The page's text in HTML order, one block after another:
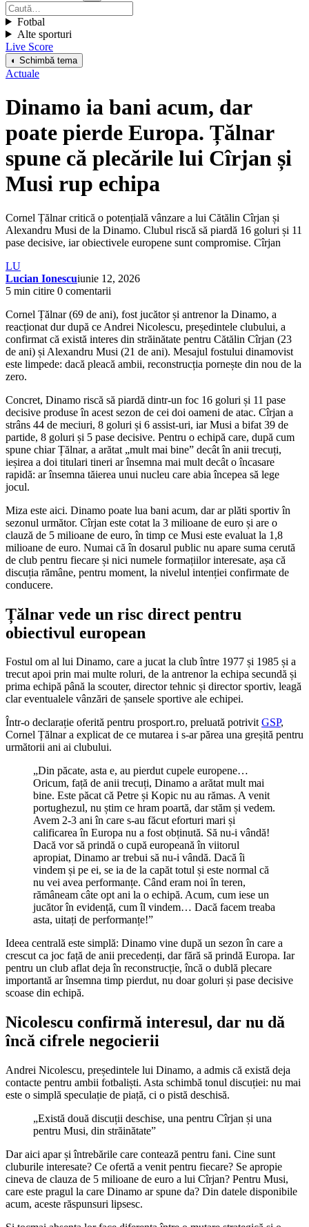
Fotbal
Alte sporturi
Live Score
◐ Schimbă tema
Actuale
Dinamo ia bani acum, dar
poate pierde Europa. Țălnar
spune că plecările lui Cîrjan și
Musi rup echipa
Cornel Țălnar critică o potențială vânzare a lui Cătălin Cîrjan și
Alexandru Musi de la Dinamo. Clubul riscă să piardă 16 goluri și 11
pase decisive, iar obiectivele europene sunt compromise. Cîrjan
LU
Lucian Ionescuiunie 12, 2026
5 min citire 0 comentarii
Cornel Țălnar (69 de ani), fost jucător și antrenor la Dinamo, a
reacționat dur după ce Andrei Nicolescu, președintele clubului, a
confirmat că există interes din străinătate pentru Cătălin Cîrjan (23
de ani) și Alexandru Musi (21 de ani). Mesajul fostului dinamovist
este limpede: dacă pleacă ambii, reconstrucția pornește din nou de la
zero.
Concret, Dinamo riscă să piardă dintr-un foc 16 goluri și 11 pase
decisive produse în acest sezon de cei doi oameni de atac. Cîrjan a
strâns 44 de meciuri, 8 goluri și 6 assist-uri, iar Musi a bifat 39 de
partide, 8 goluri și 5 pase decisive. Pentru o echipă care, după cum
spune chiar Țălnar, a arătat „mult mai bine” decât în anii trecuți,
ieșirea a doi titulari tineri ar însemna mai mult decât o încasare
rapidă: ar însemna tăierea unui nucleu care abia începea să lege
jocul.
Miza este aici. Dinamo poate lua bani acum, dar ar plăti sportiv în
sezonul următor. Cîrjan este cotat la 3 milioane de euro și are o
clauză de 5 milioane de euro, în timp ce Musi este evaluat la 1,8
milioane de euro. Numai că în dosarul public nu apare suma cerută
de club pentru fiecare și nici numele formațiilor interesate, așa că
discuția rămâne, pentru moment, la nivelul intenției confirmate de
conducere.
Țălnar vede un risc direct pentru
obiectivul european
Fostul om al lui Dinamo, care a jucat la club între 1977 și 1985 și a
trecut apoi prin mai multe roluri, de la antrenor la echipa secundă și
prima echipă până la scouter, director tehnic și director sportiv, leagă
clar eventualele vânzări de șansele sportive ale echipei.
Într-o declarație oferită pentru prosport.ro, preluată potrivitGSP,
Cornel Țălnar a explicat de ce mutarea i s-ar părea una greșită pentru
următorii ani ai clubului.
„Din păcate, asta e, au pierdut cupele europene…
Oricum, față de anii trecuți, Dinamo a arătat mult mai
bine. Este păcat că Petre și Kopic nu au rămas. A venit
portughezul, nu știm ce hram poartă, dar stăm și vedem.
Avem 2-3 ani în care s-au făcut eforturi mari și
calificarea în Europa nu a fost obținută. Să nu-i vândă!
Dacă vor să prindă o cupă europeană în viitorul
apropiat, Dinamo ar trebui să nu-i vândă. Dacă îi
vindem și pe ei, se ia de la capăt totul și este normal că
nu vei avea performanțe. Când eram noi în teren,
rămâneam câte opt ani la o echipă. Acum, cum iese un
jucător în evidență, cum îl vindem… Dacă facem treaba
asta, uitați de performanțe!”
Ideea centrală este simplă: Dinamo vine după un sezon în care a
crescut ca joc față de anii precedenți, dar fără să prindă Europa. Iar
pentru un club aflat deja în reconstrucție, încă o dublă plecare
importantă ar însemna timp pierdut, nu doar goluri și pase decisive
scoase din echipă.
Nicolescu confirmă interesul, dar nu dă
încă cifrele negocierii
Andrei Nicolescu, președintele lui Dinamo, a admis că există deja
contacte pentru ambii fotbaliști. Asta schimbă tonul discuției: nu mai
este o simplă speculație de piață, ci o pistă deschisă.
„Există două discuții deschise, una pentru Cîrjan și una
pentru Musi, din străinătate”
Dar aici apar și întrebările care contează pentru fani. Cine sunt
cluburile interesate? Ce ofertă a venit pentru fiecare? Se apropie
cineva de clauza de 5 milioane de euro a lui Cîrjan? Pentru Musi,
care este pragul la care Dinamo ar spune da? Din datele disponibile
acum, aceste răspunsuri lipsesc.